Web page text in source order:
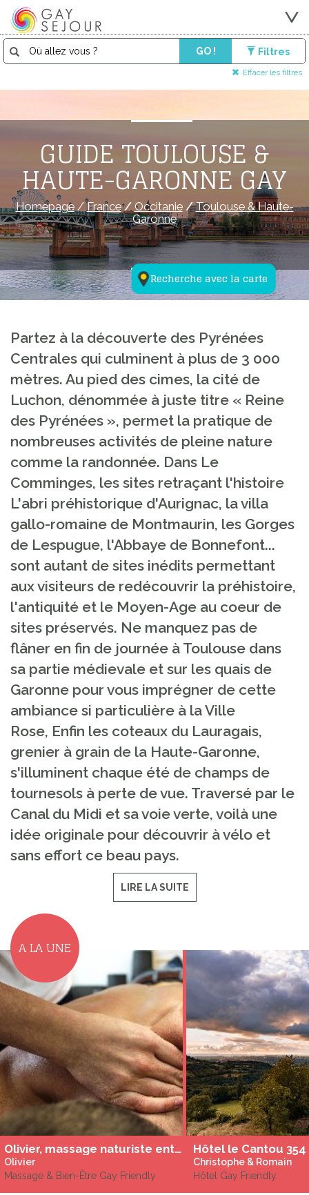
GO ! Filtres
Effacer les filtres
Recherche avec la carte
GUIDE TOULOUSE &
HAUTE-GARONNE GAY
Homepage/France/ Occitanie/Toulouse & Haute-
Garonne
Partez à la découverte des Pyrénées
Centrales qui culminent à plus de 3 000
mètres. Au pied des cimes, la cité de
Luchon, dénommée à juste titre « Reine
des Pyrénées », permet la pratique de
nombreuses activités de pleine nature
comme la randonnée. Dans Le
Comminges, les sites retraçant l'histoire
L'abri préhistorique d'Aurignac, la villa
gallo-romaine de Montmaurin, les Gorges
de Lespugue, l'Abbaye de Bonnefont...
sont autant de sites inédits permettant
aux visiteurs de redécouvrir la préhistoire,
l'antiquité et le Moyen-Age au coeur de
sites préservés. Ne manquez pas de
flâner en fin de journée à Toulouse dans
sa partie médievale et sur les quais de
Garonne pour vous imprégner de cette
ambiance si particulière à la Ville
Rose, Enfin les coteaux du Lauragais,
grenier à grain de la Haute-Garonne,
s'illuminent chaque été de champs de
tournesols à perte de vue. Traversé par le
Canal du Midi et sa voie verte, voilà une
idée originale pour découvrir à vélo et
sans effort ce beau pays.
LIRE LA SUITE
A LA UNE
Olivier, massage naturiste entre hommes de relaxation et tantrique à Béziers
Olivier
Massage & Bien-Être Gay Friendly
Hôtel le Cantou 354
Christophe & Romain
Hôtel Gay Friendly